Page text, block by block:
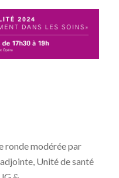
ronde modérée par
Unité de santé